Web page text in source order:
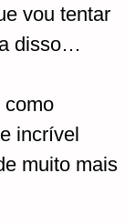
vou tentar
disso…
como
incrível
muito mais